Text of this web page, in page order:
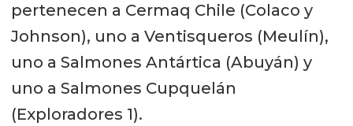
pertenecen a Cermaq Chile (Colaco y
Johnson), uno a Ventisqueros (Meulín),
uno a Salmones Antártica (Abuyán) y
uno a Salmones Cupquelán
(Exploradores 1).